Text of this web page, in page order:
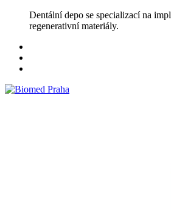
Dentální depo se specializací na
regenerativní materiály.